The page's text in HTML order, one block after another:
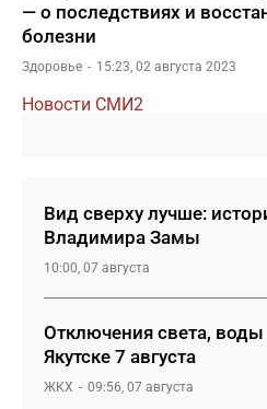
— о последствиях и
болезни
Здоровье 15:23, 02 августа 2023
Новости СМИ2
Вид сверху лучше:
Владимира Замы
10:00, 07 августа
Отключения света, воды
Якутске 7 августа
ЖКХ 09:56, 07 августа